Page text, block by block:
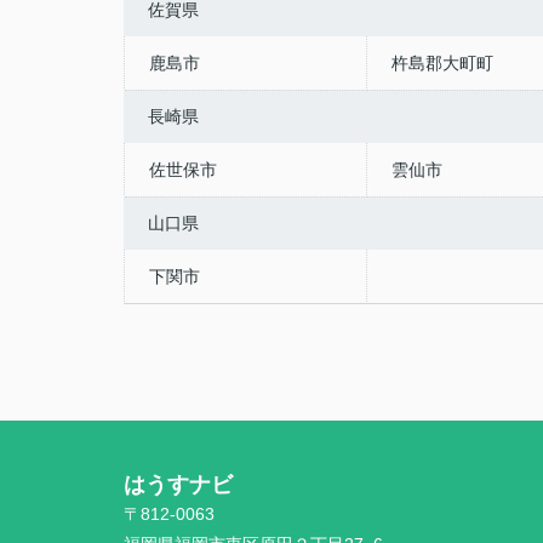
佐賀県
鹿島市 杵島郡大町町
長崎県
佐世保市 雲仙市
山口県
下関市
はうすナビ
〒812-0063